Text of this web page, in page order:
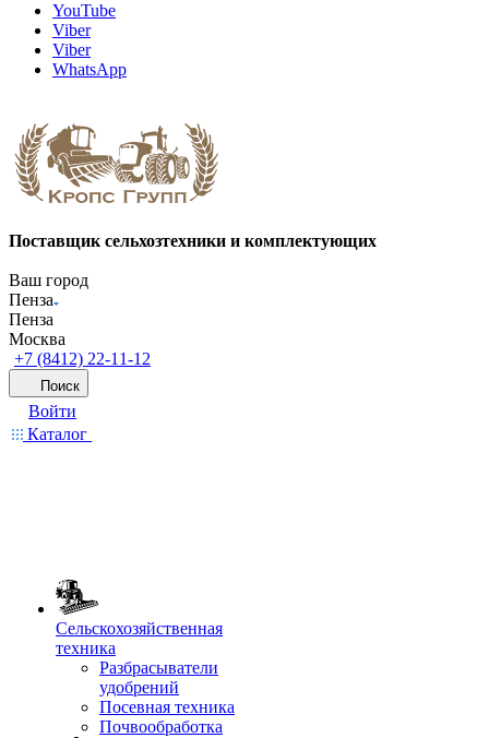
YouTube
Viber
Viber
WhatsApp
Поставщик сельхозтехники и комплектующих
Ваш город
Пенза
Пенза
Москва
+7 (8412) 22-11-12
Поиск
Войти
Каталог
Сельскохозяйственная
техника
Разбрасыватели
удобрений
Посевная техника
Почвообработка